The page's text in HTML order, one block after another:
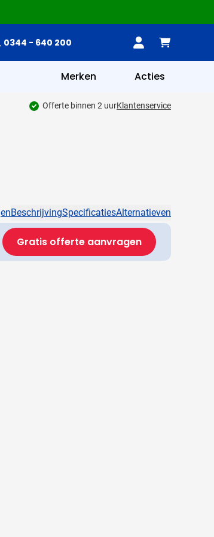
0344 - 640 200
Merken Acties
Offerte binnen 2 uurKlantenservice
BeschrijvingSpecificatiesAlternatieven
Gratis offerte aanvragen